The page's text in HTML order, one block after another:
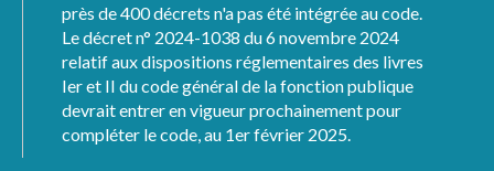
près de 400 décrets n'a pas été intégrée au code.
Le décret n° 2024-1038 du 6 novembre 2024
relatif aux dispositions réglementaires des livres
Ier et II du code général de la fonction publique
devrait entrer en vigueur prochainement pour
compléter le code, au 1er février 2025.